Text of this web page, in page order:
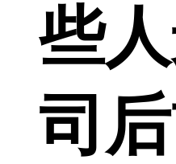
些
司